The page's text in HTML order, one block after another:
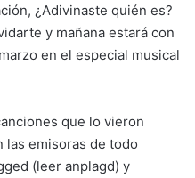
¿Adivinaste quién es?
y mañana estará con
en el especial musical
que lo vieron
las emisoras de todo
(leer anplagd) y